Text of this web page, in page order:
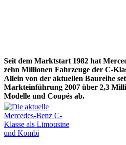
Seit dem Marktstart 1982 hat
zehn Millionen Fahrzeuge der C-
Allein von der aktuellen Baureihe
Markteinführung 2007 über 2,3
Modelle und Coupés ab.